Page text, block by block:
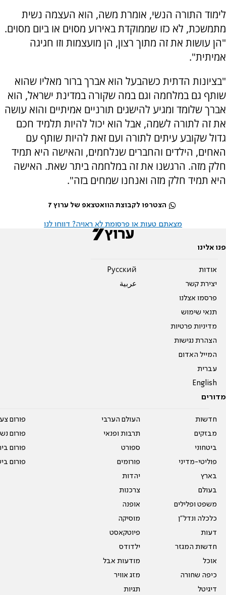
לימוד התורה הנשי, אומרת משה, הוא העצמה נשית
מתמשכת, לא כזו שממוקדת באירוע מסוים או ביום מסוים.
"הן עושות את זה מתוך רצון, הן מועצמות וזו חגיגה
אמיתית".
"בציונות הדתית כשהבעל הוא אברך ברור מאליו שהוא
שותף גם במלחמה וגם במה שקורה במדינת ישראל, הוא
אברך שלומד ומגיע להישגים תורניים אמיתיים והוא עושה
את זה לתורה לשמה, אבל הוא יכול להיות תלמיד חכם
גדול שקובע עיתים לתורה ועם זאת להיות שותף עם
האחים, הילדים והחברים שנלחמים, והאישה היא תמיד
חלק מזה. הרגשנו את זה במלחמה ביתר שאת. האישה
היא תמיד חלק מזה ואנחנו שמחים בזה".
הצטרפו לקבוצת הוואטצאפ של ערוץ 7
מצאתם טעות או פרסומת לא ראויה? דווחו לנו
פנו אלינו
אודות
יצירת קשר
פרסמו אצלנו
תנאי שימוש
מדיניות פרטיות
הצהרת נגישות
המייל האדום
עברית
English
Pусский
عربية
מדורים
חדשות
מבזקים
ביטחוני
פוליטי-מדיני
בארץ
בעולם
משפט ופלילים
כלכלה ונדל"ן
דעות
חדשות המגזר
אוכל
כיפה שחורה
דיגיטל
העולם הערבי
תרבות ופנאי
ספורט
פורומים
יהדות
צרכנות
אופנה
מוסיקה
פיוטקאסט
ילדודס
מודעות אבל
מזג אוויר
תגיות
פורום
פורום
פורום
פורום